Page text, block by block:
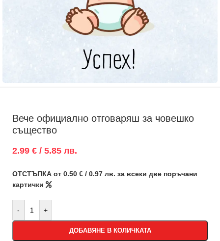
Вече официално отговаряш за човешко
същество
2.99 € / 5.85 лв.
ОТСТЪПКА от 0.50 € / 0.97 лв. за всеки две поръчани
картички
- +
ДОБАВЯНЕ В КОЛИЧКАТА